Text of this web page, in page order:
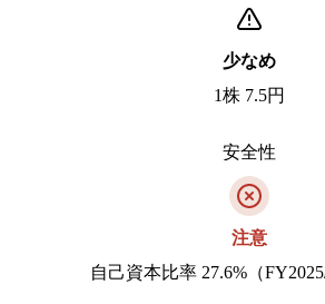
少なめ
1株 7.5円
安全性
注意
自己資本比率 27.6%（